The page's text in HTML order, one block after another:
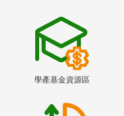
學產基金資源區